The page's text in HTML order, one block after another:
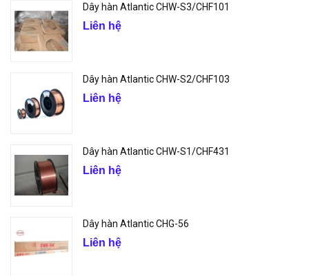
Dây hàn Atlantic CHW-S3/CHF101
Liên hệ
Dây hàn Atlantic CHW-S2/CHF103
Liên hệ
Dây hàn Atlantic CHW-S1/CHF431
Liên hệ
Dây hàn Atlantic CHG-56
Liên hệ